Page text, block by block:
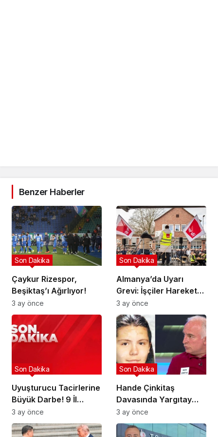
Benzer Haberler
Çaykur Rizespor,
Beşiktaş’ı Ağırlıyor!
Son Dakika
3 ay önce
Almanya’da Uyarı
Grevi: İşçiler Harekete
Geçti!
Son Dakika
3 ay önce
Uyuşturucu Tacirlerine
Büyük Darbe! 9 İl
Hedefte!
Son Dakika
3 ay önce
Hande Çinkitaş
Davasında Yargıtay
Kararı!
Son Dakika
3 ay önce